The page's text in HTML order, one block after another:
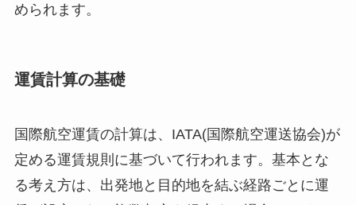
められます。
運賃計算の基礎
国際航空運賃の計算は、IATA(国際航空運送協会)が
定める運賃規則に基づいて行われます。基本とな
る考え方は、出発地と目的地を結ぶ経路ごとに運